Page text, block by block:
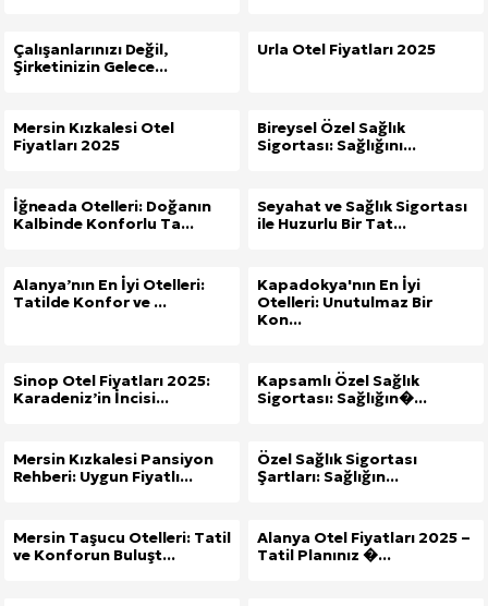
Çalışanlarınızı Değil,
Şirketinizin Gelece...
Urla Otel Fiyatları 2025
Mersin Kızkalesi Otel
Fiyatları 2025
Bireysel Özel Sağlık
Sigortası: Sağlığını...
İğneada Otelleri: Doğanın
Kalbinde Konforlu Ta...
Seyahat ve Sağlık Sigortası
ile Huzurlu Bir Tat...
Alanya’nın En İyi Otelleri:
Tatilde Konfor ve ...
Kapadokya'nın En İyi
Otelleri: Unutulmaz Bir
Kon...
Sinop Otel Fiyatları 2025:
Karadeniz’in İncisi...
Kapsamlı Özel Sağlık
Sigortası: Sağlığın�...
Mersin Kızkalesi Pansiyon
Rehberi: Uygun Fiyatlı...
Özel Sağlık Sigortası
Şartları: Sağlığın...
Mersin Taşucu Otelleri: Tatil
ve Konforun Buluşt...
Alanya Otel Fiyatları 2025 –
Tatil Planınız �...